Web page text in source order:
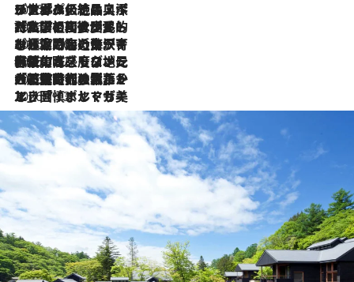
2026.8.8
リスボンの絶品スイーツ「パステル・デ・ナタ」とは？ポルトガル伝統の奥深い世界へ
2026.7.27
「私の祖国はポルトガル語です」国民的詩人フェルナンド・ペソアと、彼が愛した文学の街を歩く
2026.7.26
ポルトガル近海が育む極上の海の幸。キリリと冷えた白ワインと愉しむ、シーフード専門店の贅沢
2026.7.22
伝統の味をモダンに昇華。高感度な地元客が集う、リスボンの最旬ガストロノミー
2026.7.21
大航海時代の栄華から、震災、独裁、そして革命へ。ポルトガル・首都リスボンの石畳に刻まれた「歴史の光と影」
2026.7.13
エッセイ・ヤマザキマリ「慎ましくも美しき国 ポルトガル」